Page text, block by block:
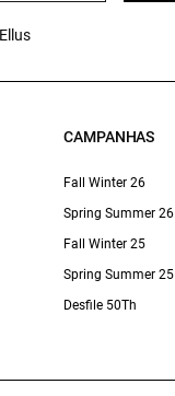
CAMPANHAS
Fall Winter 26
Spring Summer 26
Fall Winter 25
Spring Summer 25
Desfile 50Th